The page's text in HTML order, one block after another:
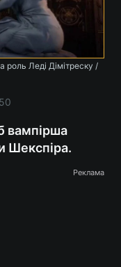
роль Леді Дімітреску /
вампірша
Шекспіра.
Реклама